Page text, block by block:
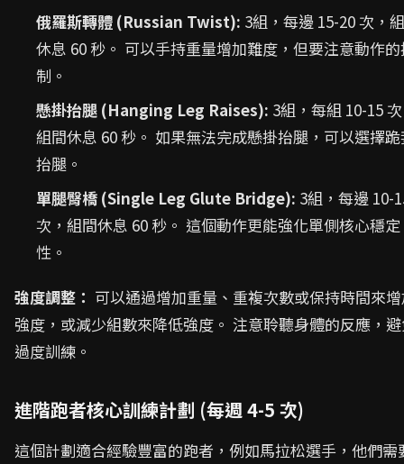
俄羅斯轉體 (Russian Twist): 3組，每邊 15-20 次，
休息 60 秒。 可以手持重量增加難度，但要注意動作
制。
懸掛抬腿 (Hanging Leg Raises): 3組，每組 10-15
組間休息 60 秒。 如果無法完成懸掛抬腿，可以選擇
抬腿。
單腿臀橋 (Single Leg Glute Bridge): 3組，每邊 10-
次，組間休息 60 秒。 這個動作更能強化單側核心穩定
性。
強度調整： 可以通過增加重量、重複次數或保持時間來
強度，或減少組數來降低強度。 注意聆聽身體的反應，
過度訓練。
進階跑者核心訓練計劃 (每週 4-5 次)
這個計劃適合經驗豐富的跑者，例如馬拉松選手，他們需